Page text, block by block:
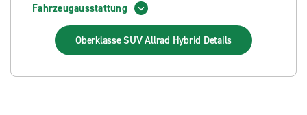
Fahrzeugausstattung
Oberklasse SUV Allrad Hybrid Details